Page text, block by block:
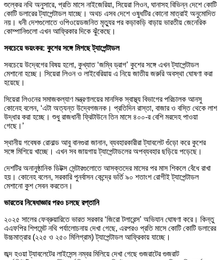
শুল্কের নথি অনুসারে, প্রতি মাসে নাইজেরিয়া, সিয়েরা লিওন, ঘানাসহ বিভিন্ন দেশে কোটি
কোটি ডলারের ট্যাপেন্টাডল যাচ্ছে। অথচ এসব দেশে ওষুধটির কোনো মাত্রাই অনুমোদিত
নয়। ধনী দেশগুলোতে ওপিওয়েডজনিত মৃত্যুর পর কড়াকড়ি বাড়ায় ভারতীয় জেনেরিক
কোম্পানিগুলো এখন আফ্রিকার দিকে ঝুঁকেছে।
সবচেয়ে ভয়ংকর: কুশের সঙ্গে মিশছে ট্যাপেন্টাডল
সবচেয়ে উদ্বেগের বিষয় হলো, কুখ্যাত ‘জম্বি ড্রাগ’ কুশের সঙ্গে এখন ট্যাপেন্টাডল
মেশানো হচ্ছে। সিয়েরা লিওন ও লাইবেরিয়ায় এ নিয়ে জাতীয় জরুরি অবস্থা ঘোষণা করা
হয়েছে।
সিয়েরা লিওনের সমাজকল্যাণ মন্ত্রণালয়ের মানসিক স্বাস্থ্য বিভাগের পরিচালক আনসু
কোনেহ বলেন, ‘এটা অত্যন্ত উদ্বেগজনক। প্রতিদিন রাস্তা, বাজার ও বস্তি থেকে লাশ
উদ্ধার করা হচ্ছে। শুধু রাজধানী ফ্রিটাউনে তিন মাসে ৪০০-র বেশি মরদেহ পাওয়া
গেছে।’
স্থানীয় গবেষক রোনাল্ড আবু বানগুরা জানান, ব্যবহারকারীরা ট্যাবলেট গুঁড়ো করে কুশের
সঙ্গে মিশিয়ে খাচ্ছে। এখন সব জায়গায় ট্যাপেন্টাডলের অপব্যবহার ছড়িয়ে পড়েছে।
দেশটির অনানুষ্ঠানিক ডিটক্স সেন্টারগুলোতে আসক্তদের মাসের পর মাস শিকলে বেঁধে রাখা
হয়। কোনেহ বলেন, সরকারি পুনর্বাসন কেন্দ্রে ভর্তি ৯০ শতাংশ রোগীই ট্যাপেন্টাডল
মেশানো কুশ সেবন করতেন।
ভারতের নিষেধাজ্ঞার পরও চলছে রপ্তানি
২০২৫ সালের ফেব্রুয়ারিতে ভারত সরকার ‘জিরো টলারেন্স’ অভিযান ঘোষণা করে। কিন্তু
এএফপির শিপমেন্ট নথি পর্যালোচনায় দেখা গেছে, এরপরও প্রতি মাসে কোটি কোটি ডলারের
উচ্চমাত্রার (২২৫ ও ২৫০ মিলিগ্রাম) ট্যাপেন্টাডল আফ্রিকায় যাচ্ছে।
জব্দ হওয়া ট্যাবলেটের লাইসেন্স নম্বর মিলিয়ে দেখা গেছে গুজরাটের গুজরাট